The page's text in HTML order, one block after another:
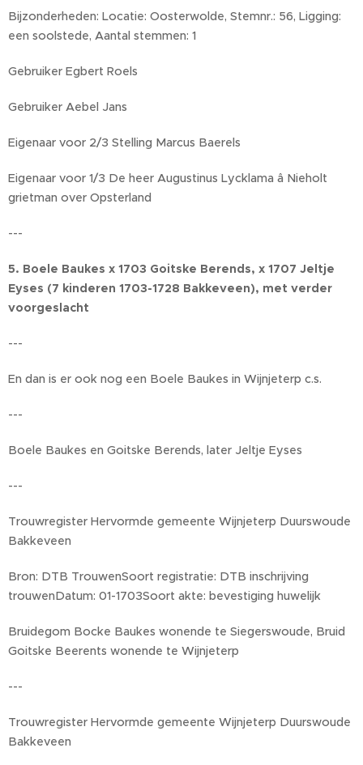
Bijzonderheden: Locatie: Oosterwolde, Stemnr.: 56, Ligging:
een soolstede, Aantal stemmen: 1
Gebruiker Egbert Roels
Gebruiker Aebel Jans
Eigenaar voor 2/3 Stelling Marcus Baerels
Eigenaar voor 1/3 De heer Augustinus Lycklama â Nieholt
grietman over Opsterland
---
5. Boele Baukes x 1703 Goitske Berends, x 1707 Jeltje
Eyses (7 kinderen 1703-1728 Bakkeveen), met verder
voorgeslacht
---
En dan is er ook nog een Boele Baukes in Wijnjeterp c.s.
---
Boele Baukes en Goitske Berends, later Jeltje Eyses
---
Trouwregister Hervormde gemeente Wijnjeterp Duurswoude
Bakkeveen
Bron: DTB TrouwenSoort registratie: DTB inschrijving
trouwenDatum: 01-1703Soort akte: bevestiging huwelijk
Bruidegom Bocke Baukes wonende te Siegerswoude, Bruid
Goitske Beerents wonende te Wijnjeterp
---
Trouwregister Hervormde gemeente Wijnjeterp Duurswoude
Bakkeveen